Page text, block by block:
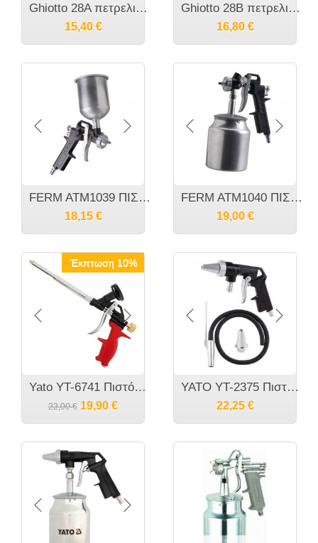
Ghiotto 28A πετρελιέρα μετταλική
15,40 €
Ghiotto 28B πετρελιέρα αλουμινίου
16,80 €
FERM ATM1039 ΠΙΣΤΟΛΙ ΒΑΦΗΣ ΨΕΚΑΣΜΟΥ, ΔΟΧΕΙΟ ΣΤΟ ΑΝΩ ΜΕΡΟΣ
18,15 €
FERM ATM1040 ΠΙΣΤΟΛΙ ΒΑΦΗΣ ΨΕΚΑΣΜΟΥ, ΔΟΧΕΙΟ ΣΤΟ ΚΑΤΩ ΜΕΡΟΣ
19,00 €
Έκπτωση 10%
Yato YT-6741 Πιστόλι Αφρού Αέρος
22,00 € 19,90 €
YATO YT-2375 Πιστόλι αμμοβολής χωρίς δοχείο με 1μ λάστιχο αναρόφησης
22,25 €